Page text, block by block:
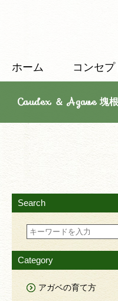
ホーム コンセプ
Caudex ＆ Agave 塊
Search
Category
アガベの育て方